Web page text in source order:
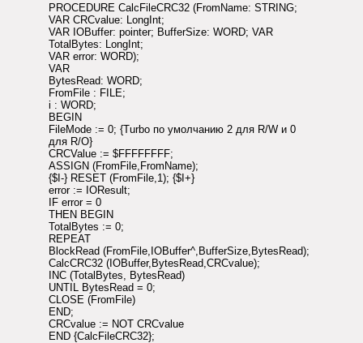
PROCEDURE CalcFileCRC32 (FromName: STRING;
VAR CRCvalue: LongInt;
VAR IOBuffer: pointer; BufferSize: WORD; VAR
TotalBytes: LongInt;
VAR error: WORD);
VAR
BytesRead: WORD;
FromFile : FILE;
i : WORD;
BEGIN
FileMode := 0; {Turbo по умолчанию 2 для R/W и 0
для R/O}
CRCValue := $FFFFFFFF;
ASSIGN (FromFile,FromName);
{$I-} RESET (FromFile,1); {$I+}
error := IOResult;
IF error = 0
THEN BEGIN
TotalBytes := 0;
REPEAT
BlockRead (FromFile,IOBuffer^,BufferSize,BytesRead);
CalcCRC32 (IOBuffer,BytesRead,CRCvalue);
INC (TotalBytes, BytesRead)
UNTIL BytesRead = 0;
CLOSE (FromFile)
END;
CRCvalue := NOT CRCvalue
END {CalcFileCRC32};